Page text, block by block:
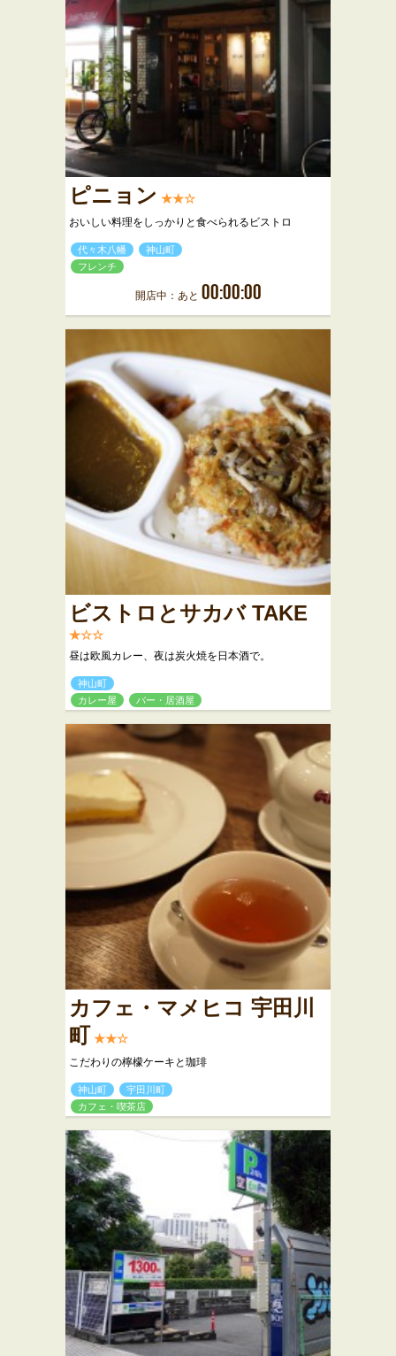
ピニョン ★★☆
おいしい料理をしっかりと食べられるビストロ
代々木八幡
神山町
フレンチ
開店中：あと 00:00:00
ビストロとサカバ TAKE
★☆☆
昼は欧風カレー、夜は炭火焼を日本酒で。
神山町
カレー屋
バー・居酒屋
カフェ・マメヒコ 宇田川
町 ★★☆
こだわりの檸檬ケーキと珈琲
神山町
宇田川町
カフェ・喫茶店